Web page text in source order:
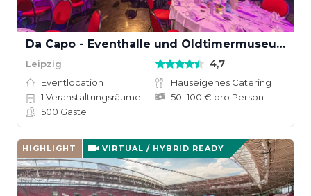
Da Capo - Eventhalle und Oldtimermuseum
Leipzig 4,7
Eventlocation
Hauseigenes Catering
1 Veranstaltungsräume
50–100 € pro Person
500 Gäste
HIGHLIGHT VIRTUAL / HYBRID READY